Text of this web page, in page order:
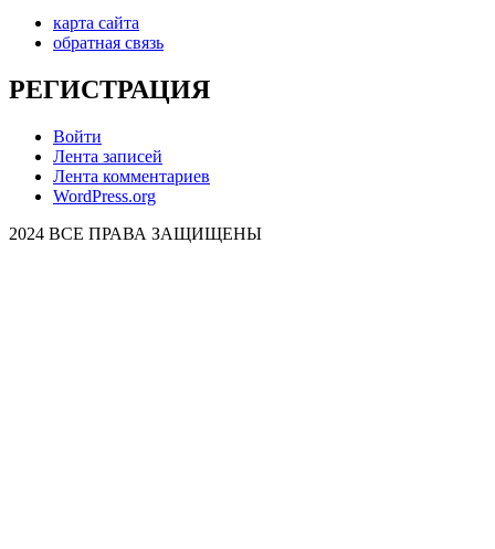
карта сайта
обратная связь
РЕГИСТРАЦИЯ
Войти
Лента записей
Лента комментариев
WordPress.org
2024 ВСЕ ПРАВА ЗАЩИЩЕНЫ